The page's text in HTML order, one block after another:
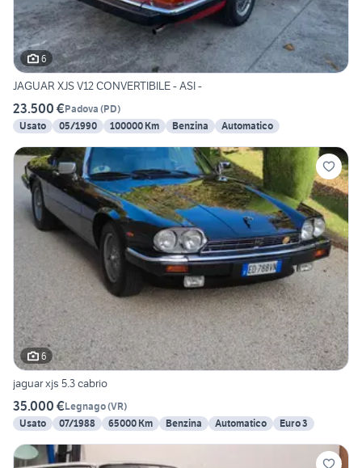
6
JAGUAR XJS V12 CONVERTIBILE - ASI -
23.500 €Padova (PD)
Usato
05/1990 100000 Km Benzina Automatico
6
jaguar xjs 5.3 cabrio
35.000 €Legnago(VR)
Usato
07/1988 65000 Km Benzina Automatico Euro 3